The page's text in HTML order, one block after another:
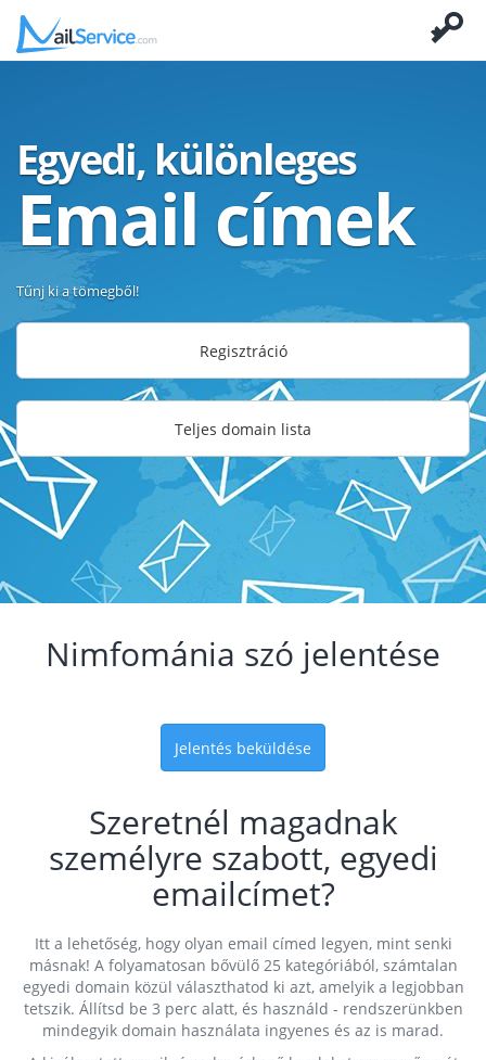
Egyedi, különleges
Email címek
Tűnj ki a tömegből!
Regisztráció
Teljes domain lista
Nimfománia szó jelentése
Jelentés beküldése
Szeretnél magadnak
személyre szabott, egyedi
emailcímet?
Itt a lehetőség, hogy olyan email címed legyen, mint senki
másnak! A folyamatosan bővülő 25 kategóriából, számtalan
egyedi domain közül választhatod ki azt, amelyik a legjobban
tetszik. Állítsd be 3 perc alatt, és használd - rendszerünkben
mindegyik domain használata ingyenes és az is marad.